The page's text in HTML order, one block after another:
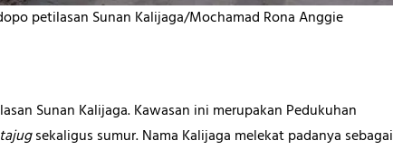
petilasan Sunan Kalijaga/Mochamad Rona Anggie
Sunan Kalijaga. Kawasan ini merupakan Pedukuhan
tajugsekaligus sumur. Nama Kalijaga melekat padanya sebagai